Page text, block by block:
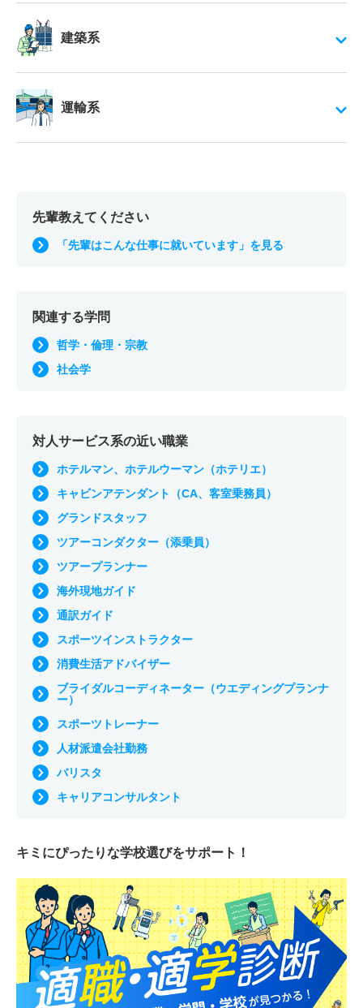
建築系
運輸系
先輩教えてください
「先輩はこんな仕事に就いています」を見る
関連する学問
哲学・倫理・宗教
社会学
対人サービス系の近い職業
ホテルマン、ホテルウーマン（ホテリエ）
キャビンアテンダント（CA、客室乗務員）
グランドスタッフ
ツアーコンダクター（添乗員）
ツアープランナー
海外現地ガイド
通訳ガイド
スポーツインストラクター
消費生活アドバイザー
ブライダルコーディネーター（ウエディングプランナ
ー）
スポーツトレーナー
人材派遣会社勤務
バリスタ
キャリアコンサルタント
キミにぴったりな学校選びをサポート！